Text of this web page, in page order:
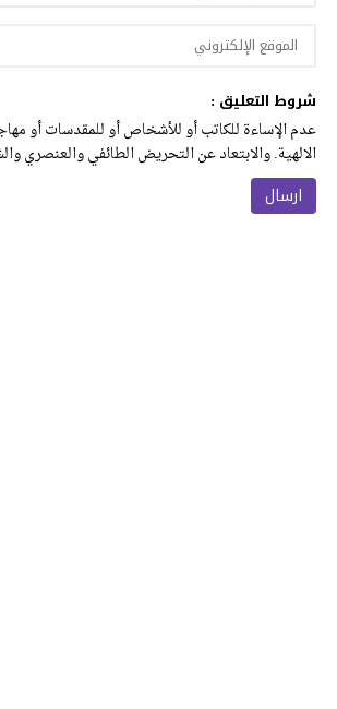
شروط التعليق :
عدم الإساءة للكاتب أو للأشخاص أو للمقدسات أو
الالهية. والابتعاد عن التحريض الطائفي والعنصري